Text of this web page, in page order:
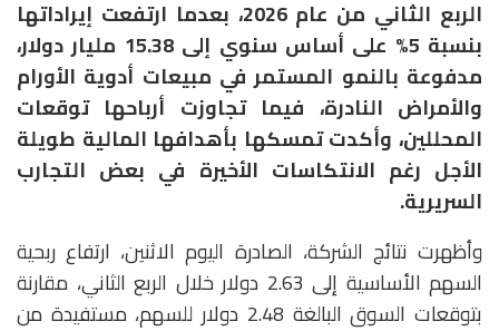
الربع الثاني من عام 2026، بعدما ارتفعت إيراداتها
بنسبة 5% على أساس سنوي إلى 15.38 مليار دولار،
مدفوعة بالنمو المستمر في مبيعات أدوية الأورام
والأمراض النادرة، فيما تجاوزت أرباحها توقعات
المحللين، وأكدت تمسكها بأهدافها المالية طويلة
الأجل رغم الانتكاسات الأخيرة في بعض التجارب
السريرية.
وأظهرت نتائج الشركة، الصادرة اليوم الاثنين، ارتفاع ربحية
السهم الأساسية إلى 2.63 دولار خلال الربع الثاني، مقارنة
بتوقعات السوق البالغة 2.48 دولار للسهم، مستفيدة من